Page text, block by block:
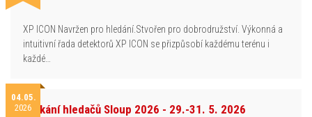
XP ICON Navržen pro hledání.Stvořen pro dobrodružství. Výkonná a
intuitivní řada detektorů XP ICON se přizpůsobí každému terénu i
každé…
04.05.
2026Setkání hledačů Sloup 2026 - 29.-31. 5. 2026